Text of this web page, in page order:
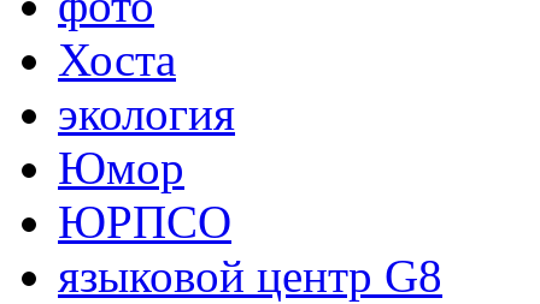
Хоста
экология
Юмор
ЮРПСО
языковой центр G8